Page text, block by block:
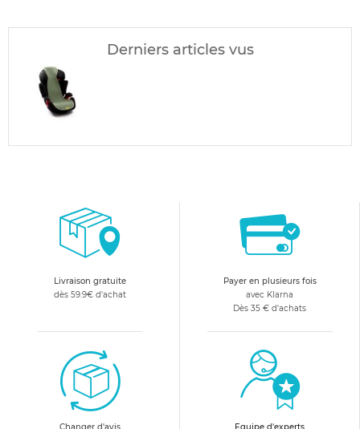
Derniers articles vus
Livraison gratuite
dès 59.9€ d'achat
Payer en plusieurs fois
avec Klarna
Dès 35 € d'achats